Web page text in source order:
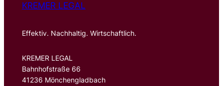
KREMER LEGAL
Effektiv. Nachhaltig. Wirtschaftlich.
KREMER LEGAL
Bahnhofstraße 66
41236 Mönchengladbach